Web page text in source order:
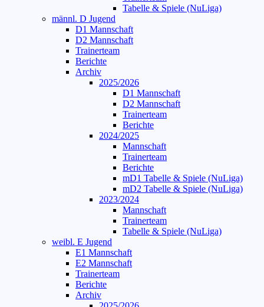
Tabelle & Spiele (NuLiga)
männl. D Jugend
D1 Mannschaft
D2 Mannschaft
Trainerteam
Berichte
Archiv
2025/2026
D1 Mannschaft
D2 Mannschaft
Trainerteam
Berichte
2024/2025
Mannschaft
Trainerteam
Berichte
mD1 Tabelle & Spiele (NuLiga)
mD2 Tabelle & Spiele (NuLiga)
2023/2024
Mannschaft
Trainerteam
Tabelle & Spiele (NuLiga)
weibl. E Jugend
E1 Mannschaft
E2 Mannschaft
Trainerteam
Berichte
Archiv